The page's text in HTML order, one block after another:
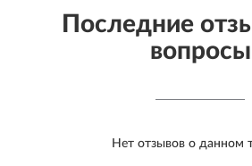
Последние
вопросы
Нет отзывов о данном